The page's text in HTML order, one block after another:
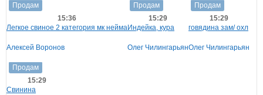
Продам
15:36
Легкое свиное 2 категория мк нейма
Алексей Воронов
Продам
15:29
Индейка, кура
Олег Чилингарьян
Продам
15:29
говядина зам/ охл
Олег Чилингарьян
Продам
15:29
Свинина